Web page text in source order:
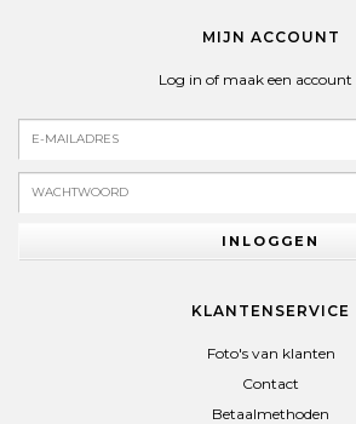
MIJN ACCOUNT
Log in of maak een account
INLOGGEN
KLANTENSERVICE
Foto's van klanten
Contact
Betaalmethoden